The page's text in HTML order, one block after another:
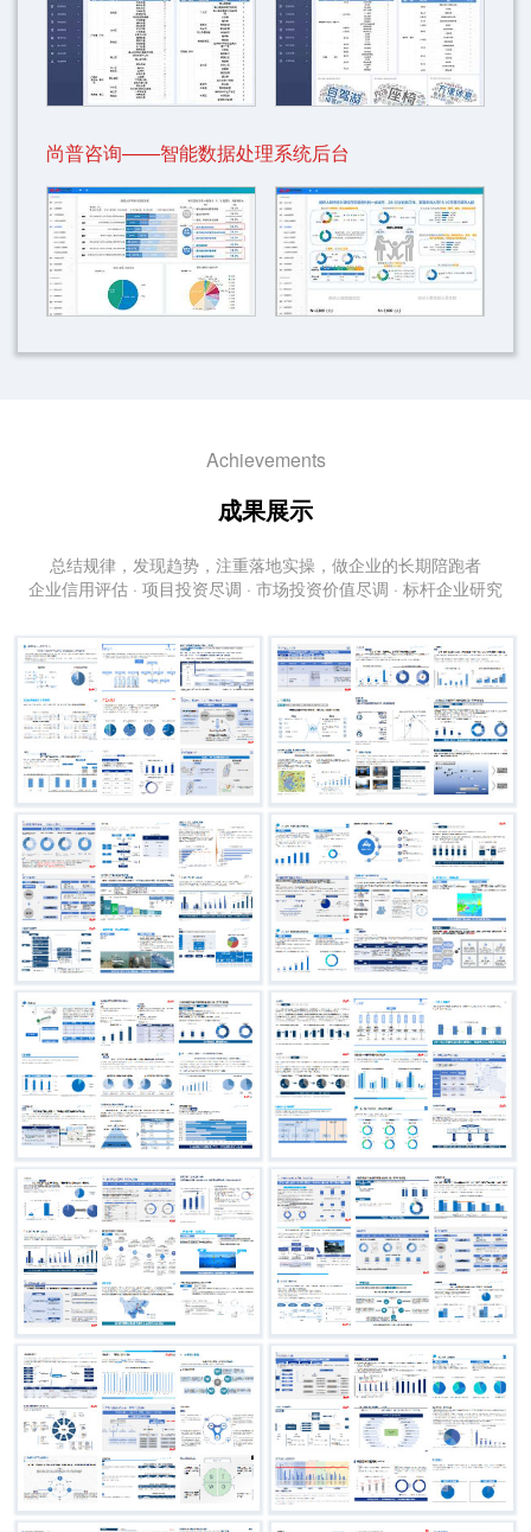
尚普咨询——智能数据处理系统后台
Achievements
成果展示
总结规律，发现趋势，注重落地实操，做企业的长期陪跑者
企业信用评估 · 项目投资尽调 · 市场投资价值尽调 · 标杆企业研究